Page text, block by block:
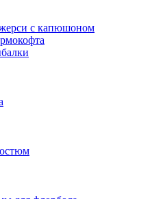
с капюшоном